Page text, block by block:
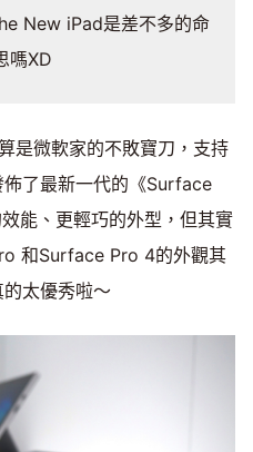
New iPad是差不多的命
嗎XD
是微軟家的不敗寶刀，支持
了最新一代的《Surface
能、更輕巧的外型，但其實
和Surface Pro 4的外觀其
太優秀啦～